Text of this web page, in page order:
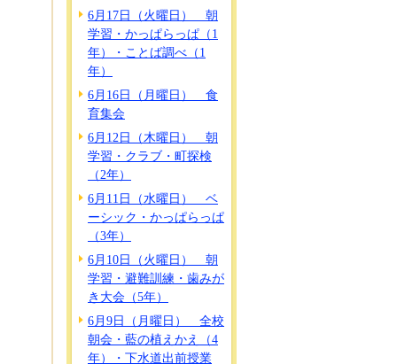
6月17日（火曜日） 朝
学習・かっぱらっぱ（1
年）・ことば調べ（1
年）
6月16日（月曜日） 食
育集会
6月12日（木曜日） 朝
学習・クラブ・町探検
（2年）
6月11日（水曜日） ベ
ーシック・かっぱらっぱ
（3年）
6月10日（火曜日） 朝
学習・避難訓練・歯みが
き大会（5年）
6月9日（月曜日） 全校
朝会・藍の植えかえ（4
年）・下水道出前授業